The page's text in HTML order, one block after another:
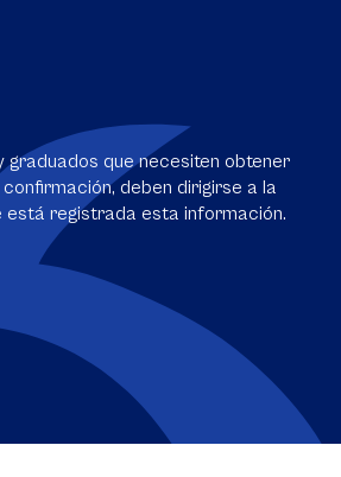
graduados que necesiten obtener
deben dirigirse a la
está registrada esta información.